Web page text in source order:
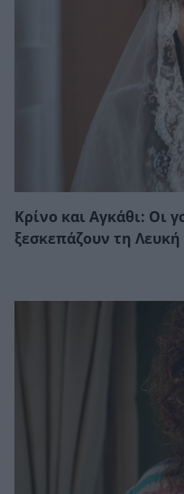
Κρίνο και Αγκάθι: Οι
ξεσκεπάζουν τη